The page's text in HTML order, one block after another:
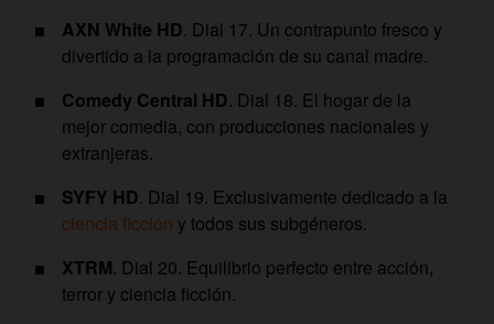
AXN White HD. Dial 17. Un contrapunto fresco y
divertido a la programación de su canal madre.
Comedy Central HD. Dial 18. El hogar de la
mejor comedia, con producciones nacionales y
extranjeras.
SYFY HD. Dial 19. Exclusivamente dedicado a la
ciencia ficción y todos sus subgéneros.
XTRM. Dial 20. Equilibrio perfecto entre acción,
terror y ciencia ficción.